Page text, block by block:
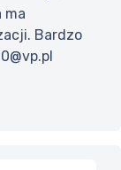
ma
Bardzo